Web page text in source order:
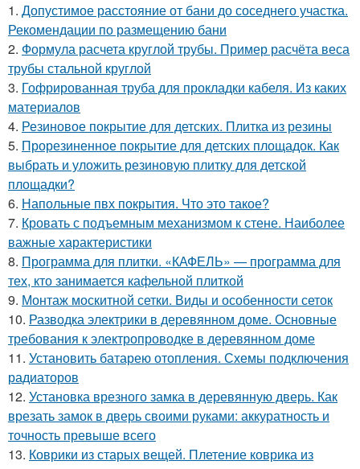
1. Допустимое расстояние от бани до соседнего участка.
Рекомендации по размещению бани
2. Формула расчета круглой трубы. Пример расчёта веса
трубы стальной круглой
3. Гофрированная труба для прокладки кабеля. Из каких
материалов
4. Резиновое покрытие для детских. Плитка из резины
5. Прорезиненное покрытие для детских площадок. Как
выбрать и уложить резиновую плитку для детской
площадки?
6. Напольные пвх покрытия. Что это такое?
7. Кровать с подъемным механизмом к стене. Наиболее
важные характеристики
8. Программа для плитки. «КАФЕЛЬ» — программа для
тех, кто занимается кафельной плиткой
9. Монтаж москитной сетки. Виды и особенности сеток
10. Разводка электрики в деревянном доме. Основные
требования к электропроводке в деревянном доме
11. Установить батарею отопления. Схемы подключения
радиаторов
12. Установка врезного замка в деревянную дверь. Как
врезать замок в дверь своими руками: аккуратность и
точность превыше всего
13. Коврики из старых вещей. Плетение коврика из